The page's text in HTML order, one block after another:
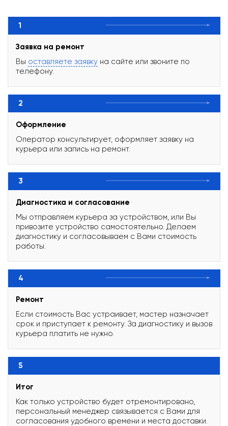
1
Заявка на ремонт
Вы оставляете заявку на сайте или звоните по
телефону.
2
Оформление
Оператор консультирует, оформляет заявку на
курьера или запись на ремонт.
3
Диагностика и согласование
Мы отправляем курьера за устройством, или Вы
привозите устройство самостоятельно. Делаем
диагностику и согласовываем с Вами стоимость
работы.
4
Ремонт
Если стоимость Вас устраивает, мастер назначает
срок и приступает к ремонту. За диагностику и вызов
курьера платить не нужно.
5
Итог
Как только устройство будет отремонтировано,
персональный менеджер связывается с Вами для
согласования удобного времени и места доставки.